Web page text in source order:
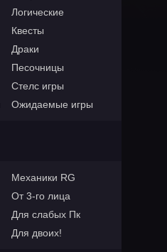
Логические
Квесты
Драки
Песочницы
Стелс игры
Ожидаемые игры
Механики RG
От 3-го лица
Для слабых Пк
Для двоих!